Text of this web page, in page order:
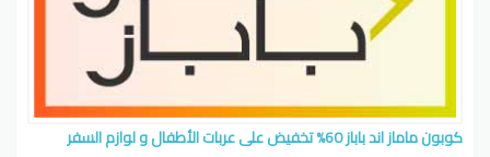
كوبون ماماز اند باباز 60% تخفيض على عربات الأطفال و لوازم السفر